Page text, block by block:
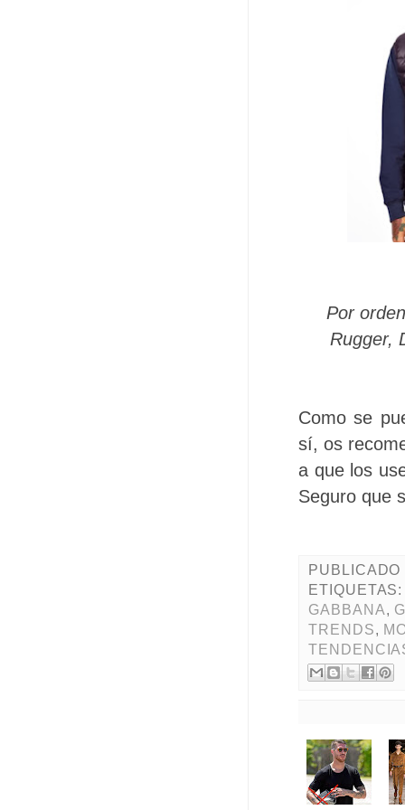
Por
Rugger,
Como se
sí, os
a que los
Seguro que
GABBANA,
TRENDS,